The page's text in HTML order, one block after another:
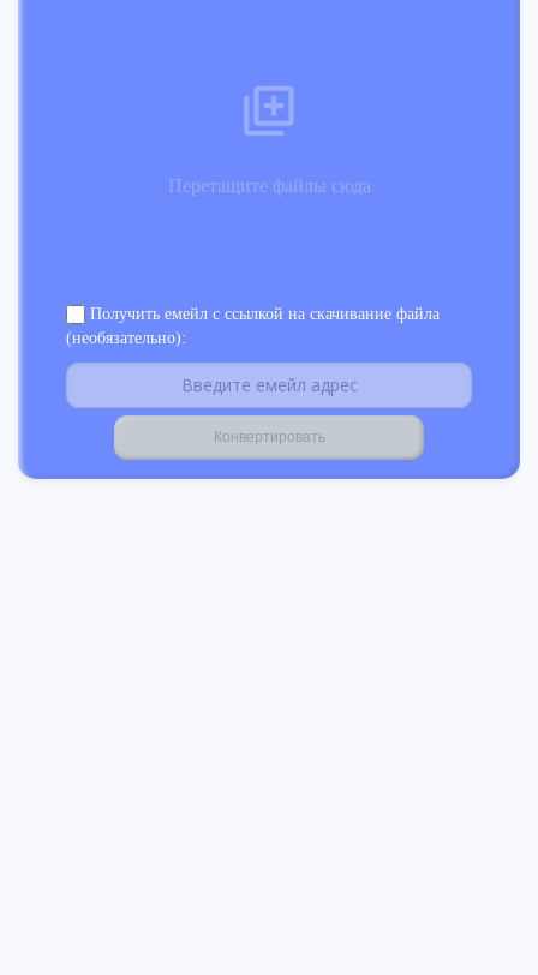
Перетащите файлы сюда
Получить емейл с ссылкой на скачивание файла
(необязательно):